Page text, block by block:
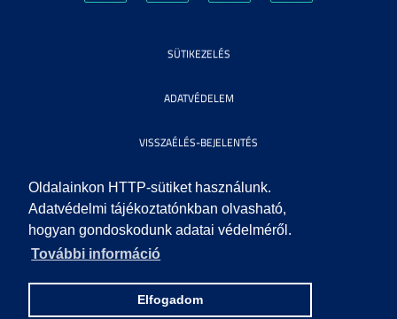
Oldalainkon HTTP-sütiket használunk.
Adatvédelmi tájékoztatónkban olvasható,
hogyan gondoskodunk adatai védelméről.
További információ
Elfogadom
SÜTIKEZELÉS
ADATVÉDELEM
VISSZAÉLÉS-BEJELENTÉS
KÖZÉRDEKŰ ADATOK
IMPRESSZUM